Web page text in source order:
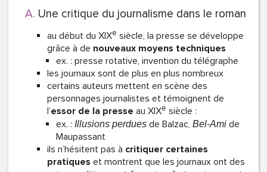
Une critique du journalisme dans le roman
au début du XIXe siècle, la presse se développe
grâce à de nouveaux moyens techniques
ex. : presse rotative, invention du télégraphe
les journaux sont de plus en plus nombreux
certains auteurs mettent en scène des
personnages journalistes et témoignent de
l’essor de la presse au XIXe siècle :
ex. : Illusions perdues de Balzac, Bel-Ami de
Maupassant
ils n’hésitent pas à critiquer certaines
pratiques et montrent que les journaux ont des